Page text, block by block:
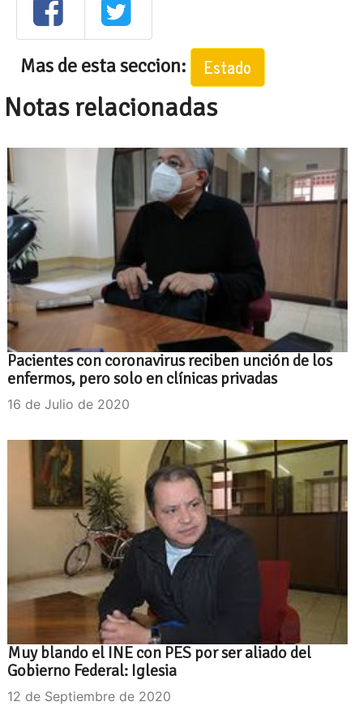
Mas de esta seccion: Estado
Notas relacionadas
Pacientes con coronavirus reciben unción de los
enfermos, pero solo en clínicas privadas
16 de Julio de 2020
Muy blando el INE con PES por ser aliado del
Gobierno Federal: Iglesia
12 de Septiembre de 2020